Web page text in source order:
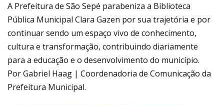
A Prefeitura de São Sepé parabeniza a Biblioteca
Pública Municipal Clara Gazen por sua trajetória e por
continuar sendo um espaço vivo de conhecimento,
cultura e transformação, contribuindo diariamente
para a educação e o desenvolvimento do município.
Por Gabriel Haag | Coordenadoria de Comunicação da
Prefeitura Municipal.